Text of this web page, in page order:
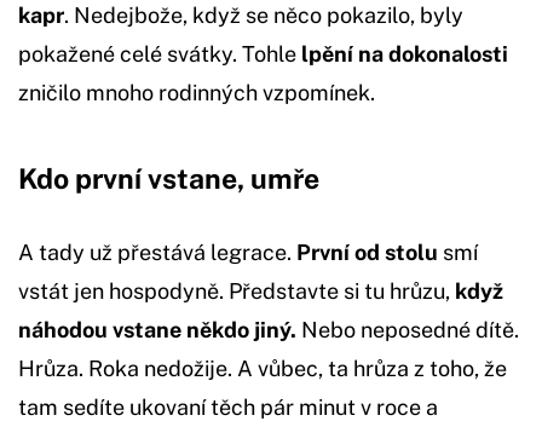
kapr. Nedejbože, když se něco pokazilo, byly
pokažené celé svátky. Tohle lpění na dokonalosti
zničilo mnoho rodinných vzpomínek.
Kdo první vstane, umře
A tady už přestává legrace. První od stolu smí
vstát jen hospodyně. Představte si tu hrůzu, když
náhodou vstane někdo jiný. Nebo neposedné dítě.
Hrůza. Roka nedožije. A vůbec, ta hrůza z toho, že
tam sedíte ukovaní těch pár minut v roce a